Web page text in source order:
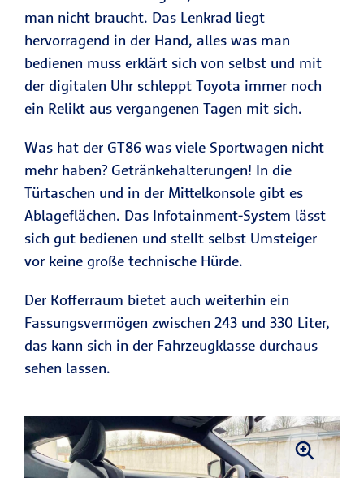
man nicht braucht. Das Lenkrad liegt
hervorragend in der Hand, alles was man
bedienen muss erklärt sich von selbst und mit
der digitalen Uhr schleppt Toyota immer noch
ein Relikt aus vergangenen Tagen mit sich.
Was hat der GT86 was viele Sportwagen nicht
mehr haben? Getränkehalterungen! In die
Türtaschen und in der Mittelkonsole gibt es
Ablageflächen. Das Infotainment-System lässt
sich gut bedienen und stellt selbst Umsteiger
vor keine große technische Hürde.
Der Kofferraum bietet auch weiterhin ein
Fassungsvermögen zwischen 243 und 330 Liter,
das kann sich in der Fahrzeugklasse durchaus
sehen lassen.